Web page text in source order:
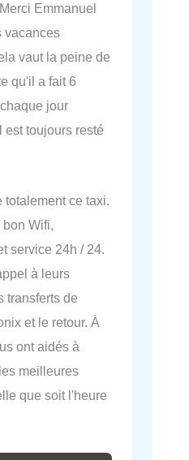
Emmanuel
vacances
vaut la peine de
qu'il a fait 6
jour
est toujours resté
ce taxi.
Wifi,
service 24h / 24.
à leurs
transferts de
et le retour. À
ont aidés à
meilleures
que soit l'heure